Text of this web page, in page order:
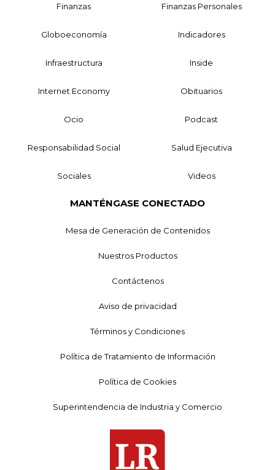
Finanzas Finanzas Personales
Globoeconomía Indicadores
Infraestructura Inside
Internet Economy Obituarios
Ocio Podcast
Responsabilidad Social Salud Ejecutiva
Sociales Videos
MANTÉNGASE CONECTADO
Mesa de Generación de Contenidos
Nuestros Productos
Contáctenos
Aviso de privacidad
Términos y Condiciones
Política de Tratamiento de Información
Política de Cookies
Superintendencia de Industria y Comercio